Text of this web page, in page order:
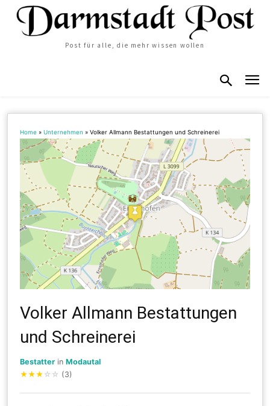
Post für alle, die mehr wissen wollen
Home »Unternehmen »Volker Allmann Bestattungen und Schreinerei
Volker Allmann Bestattungen
und Schreinerei
Bestatter inModautal
★★★ ☆ ☆ (3)